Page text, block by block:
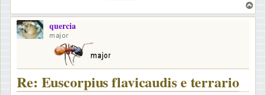
o
quercia
major
Re: Euscorpius flavicaudis e terrario